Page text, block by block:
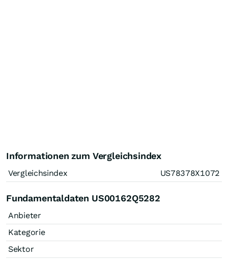
Informationen zum Vergleichsindex
Vergleichsindex US78378X1072
Fundamentaldaten US00162Q5282
Anbieter
Kategorie
Sektor